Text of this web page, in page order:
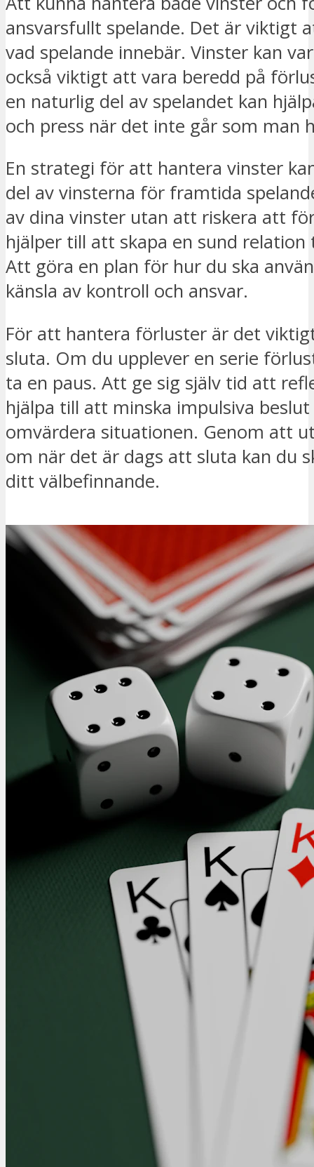
ansvarsfullt spelande. Det är viktigt
vad spelande innebär. Vinster kan
också viktigt att vara beredd på
en naturlig del av spelandet kan
och press när det inte går som man
En strategi för att hantera vinster
del av vinsterna för framtida
av dina vinster utan att riskera att
hjälper till att skapa en sund relation
Att göra en plan för hur du ska
känsla av kontroll och ansvar.
För att hantera förluster är det
sluta. Om du upplever en serie
ta en paus. Att ge sig själv tid att
hjälpa till att minska impulsiva
omvärdera situationen. Genom att
om när det är dags att sluta kan du
ditt välbefinnande.